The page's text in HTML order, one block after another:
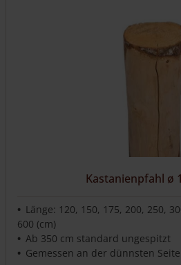
Kastanienpfahl ø
Länge: 120, 150, 175, 200, 250,
600 (cm)
Ab 350 cm standard ungespitzt
Gemessen an der dünnsten Seite